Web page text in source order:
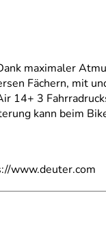
maximaler
Fächern, mit
14+ 3
kann beim
www.deuter.com